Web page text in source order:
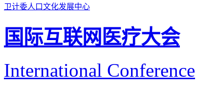
卫计委人口文化发展中心
国际互联网医疗大会
International Conference